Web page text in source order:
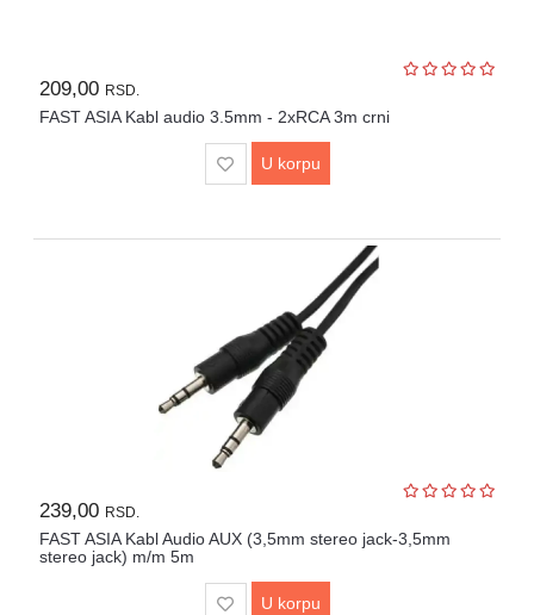
209,00 RSD.
FAST ASIA Kabl audio 3.5mm - 2xRCA 3m crni
U korpu
239,00 RSD.
FAST ASIA Kabl Audio AUX (3,5mm stereo jack-3,5mm
stereo jack) m/m 5m
U korpu